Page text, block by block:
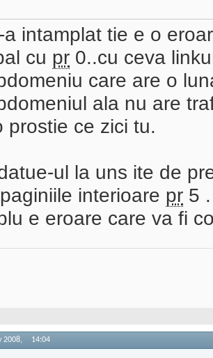
a intamplat tie e o
cu pr 0..cu ceva
care are o
ala nu are
prostie ce zici tu.
ul la uns ite de
interioare pr 5
e eroare care va fi
2008, 14:04